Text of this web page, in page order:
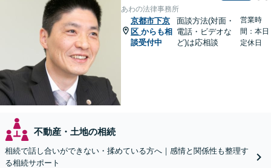
あわの法律事務所
京都市下京
区 からも相
談受付中
面談方法(対面・
電話・ビデオな
ど)は応相談
営業時
間：本日
定休日
不動産・土地の相続
相続で話し合いができない・揉めている方へ｜感情と関係性も整理す
る相続サポート